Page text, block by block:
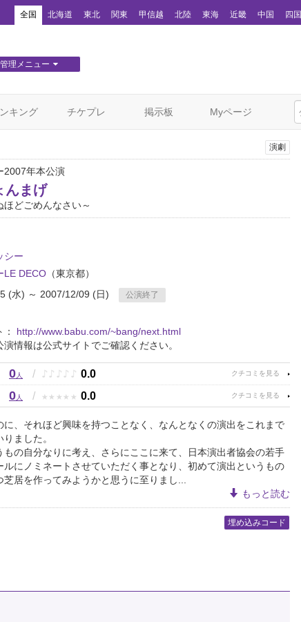
全国 北海道 東北 関東 甲信越 北陸 東海 近畿 中国 四国
管理メニュー
キング チケプレ 掲示板 Myページ
演劇
2007年本公演
んまげ
ほどごめんなさい～
シー
LE DECO （東京都）
(水) ～ 2007/12/09 (日)
公演終了
： http://www.babu.com/~bang/next.html
情報は公式サイトでご確認ください。
0人 / ♪ ♪ ♪ ♪ ♪ 0.0
0人 / ★ ★ ★ ★ ★ 0.0
に、それほど興味を持つことなく、なんとなくの演出をこれまで
ました。
もの自分なりに考え、さらにここに来て、日本演出者協会の若手
ルにノミネートさせていただく事となり、初めて演出というもの
芝居を作ってみようかと思うに至りまし...
もっと読む
埋め込みコード